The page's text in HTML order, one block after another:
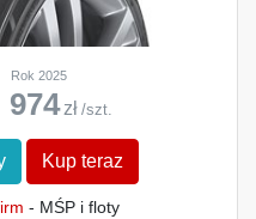
Rok 2025
974 zł /szt.
Kup teraz
- MŚP i floty